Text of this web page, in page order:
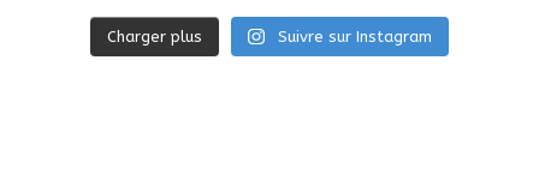
Charger plus Suivre sur Instagram